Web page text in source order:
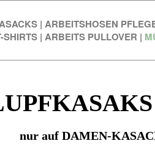
| ARBEITSHOSEN
SHIRTS | ARBEITS PULLOVER |
nur auf DAMEN-